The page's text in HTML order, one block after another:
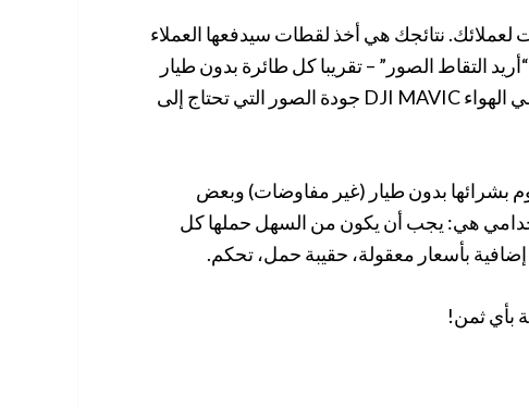
نتائجك هي أخذ لقطات سيدفعها العملاء
التقاط الصور” – تقريبا كل طائرة بدون طيار
يمكن أن تأخذ شكل لقطات. في هذه الحالة، قد لا يعطي الهواء DJI MAVIC جودة الصور التي تحتاج إلى
بشرائها بدون طيار (غير مفاوضات) وبعض
هي: يجب أن يكون من السهل حملها كل
بأي ثمن!